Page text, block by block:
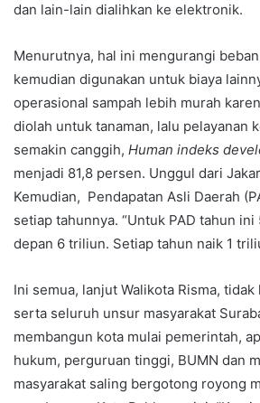
dan lain-lain dialihkan ke elektronik.
Menurutnya, hal ini mengurangi
kemudian digunakan untuk biaya
operasional sampah lebih murah
diolah untuk tanaman, lalu pelayanan
semakin canggih, Human indeks
menjadi 81,8 persen. Unggul dari
Kemudian, Pendapatan Asli Daerah
setiap tahunnya. “Untuk PAD tahun
depan 6 triliun. Setiap tahun naik 1
Ini semua, lanjut Walikota Risma,
serta seluruh unsur masyarakat
membangun kota mulai pemerintah,
hukum, perguruan tinggi, BUMN dan
masyarakat saling bergotong royong